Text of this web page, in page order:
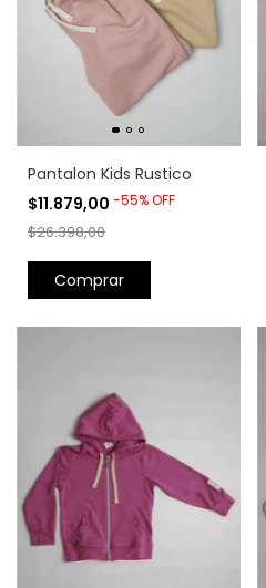
Pantalon Kids Rustico
$11.879,00 -55%OFF
$26.398,00
Comprar